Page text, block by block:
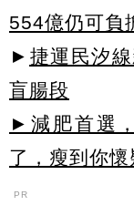
554億仍可負
► 捷運民汐
盲腸段
►減肥首選
了，瘦到你懷
PR